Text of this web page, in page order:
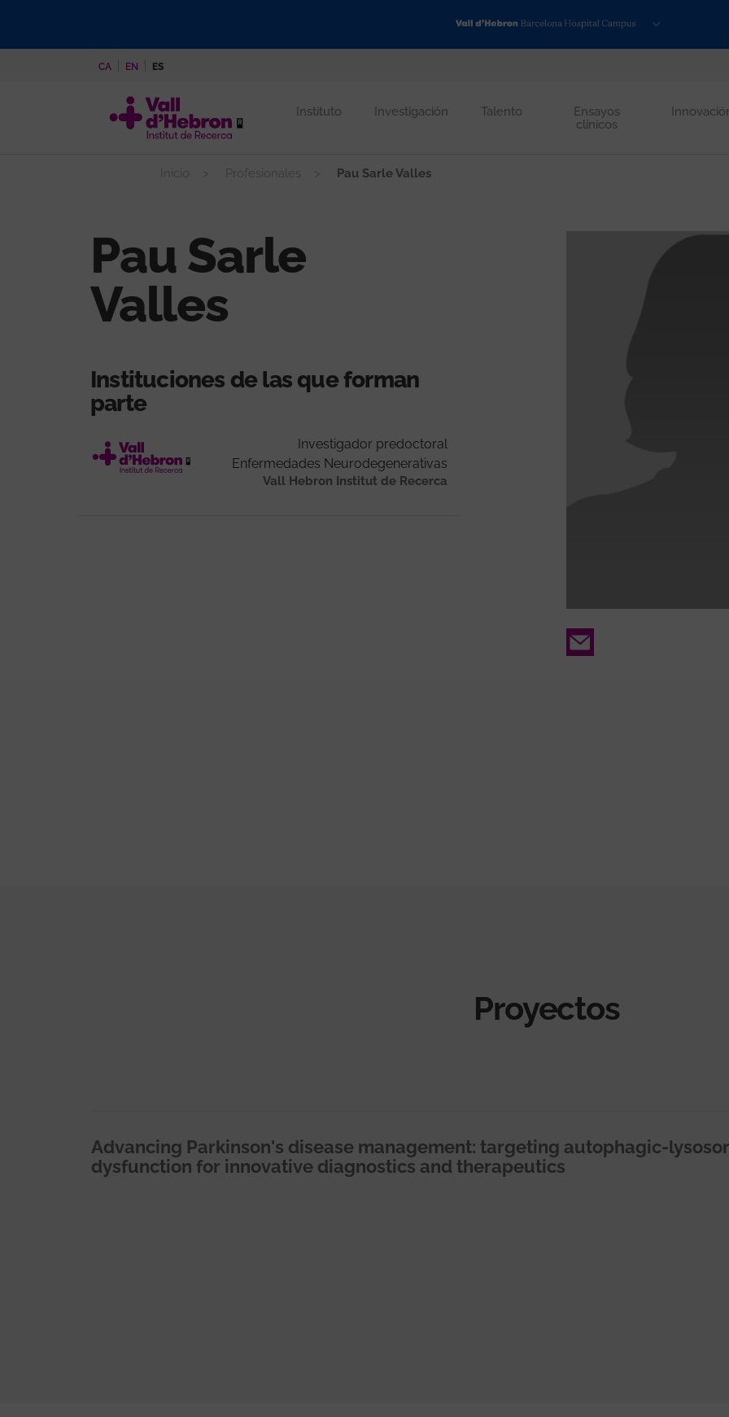
CA EN ES
Instituto Investigación Talento
Ensayos
clínicos
Profesionales Pau Sarle Valles
Pau Sarle
Valles
Instituciones de las que forman
parte
Investigador predoctoral
Enfermedades Neurodegenerativas
Vall Hebron Institut de Recerca
Email
Proyectos
Advancing Parkinson's disease management: targeting autophagic-
dysfunction for innovative diagnostics and therapeutics